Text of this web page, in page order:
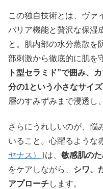
この独自技術とは、ヴァ
バリア機能と贅沢な保湿
と。肌内部の水分蒸散を
部刺激から徹底的に肌を
ト型セラミド”で囲み、
分の1という小さなサイズ
層のすみずみまで浸透し
さらにうれしいのが、悩
いること。心躍るような
ヤナス）
｣は、 敏感肌のた
をケアしながら、 シワ、
アプローチします。